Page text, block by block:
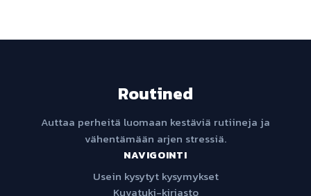
Routined
Auttaa perheitä luomaan kestäviä rutiineja ja
vähentämään arjen stressiä.
NAVIGOINTI
Usein kysytyt kysymykset
Kuvatuki-kirjasto